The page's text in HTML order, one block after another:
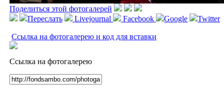
Поделиться этой фотогалерей
Переслать
Livejournal Facebook Google Twitter
Ссылка на фотогалерею и код для вставки
Ссылка на фотогалерею